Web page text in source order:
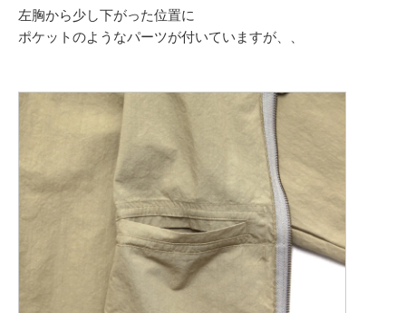
左胸から少し下がった位置に
ポケットのようなパーツが付いていますが、、